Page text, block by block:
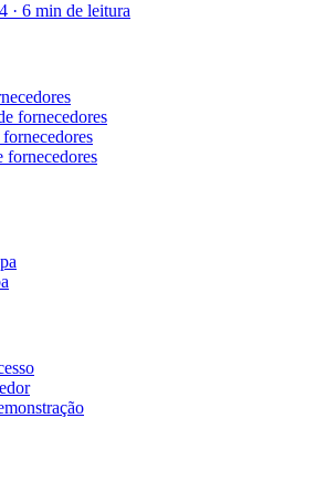
· 6 min de leitura
fornecedores
fornecedores